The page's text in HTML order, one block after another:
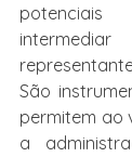
São
permitem ao
a